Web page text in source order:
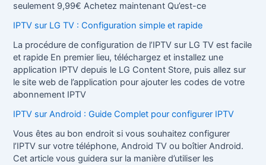
seulement 9,99€ Achetez maintenant Qu’est-ce
IPTV sur LG TV : Configuration simple et rapide
La procédure de configuration de l’IPTV sur LG TV est facile
et rapide En premier lieu, téléchargez et installez une
application IPTV depuis le LG Content Store, puis allez sur
le site web de l’application pour ajouter les codes de votre
abonnement IPTV
IPTV sur Android : Guide Complet pour configurer IPTV
Vous êtes au bon endroit si vous souhaitez configurer
l’IPTV sur votre téléphone, Android TV ou boîtier Android.
Cet article vous guidera sur la manière d’utiliser les